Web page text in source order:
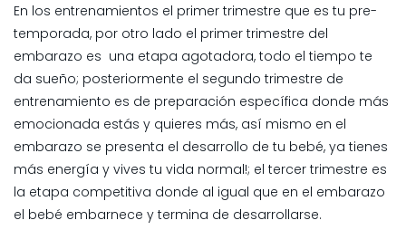
En los entrenamientos el primer trimestre que es tu pre-
temporada, por otro lado el primer trimestre del
embarazo es una etapa agotadora, todo el tiempo te
da sueño; posteriormente el segundo trimestre de
entrenamiento es de preparación específica donde más
emocionada estás y quieres más, así mismo en el
embarazo se presenta el desarrollo de tu bebé, ya tienes
más energía y vives tu vida normal!; el tercer trimestre es
la etapa competitiva donde al igual que en el embarazo
el bebé embarnece y termina de desarrollarse.